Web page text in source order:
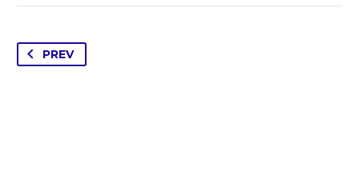
PREV